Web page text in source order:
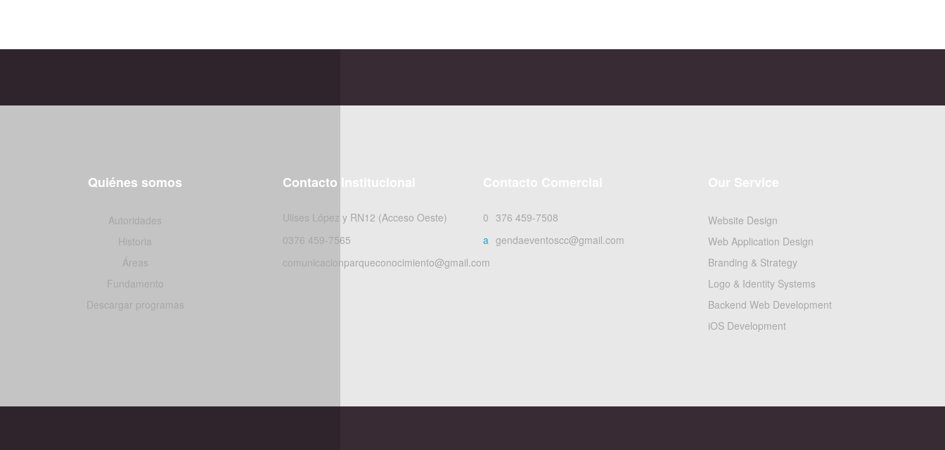
Quiénes somos
Autoridades
Historia
Áreas
Fundamento
Descargar programas
Contacto Institucional
Ulises López y RN12 (Acceso Oeste)
0376 459-7565
comunicacionparqueconocimiento@gmail.com
0376 459-7508
agendaeventoscc@gmail.com
Website Design
Web Application Design
Branding & Strategy
Logo & Identity Systems
Backend Web Development
iOS Development